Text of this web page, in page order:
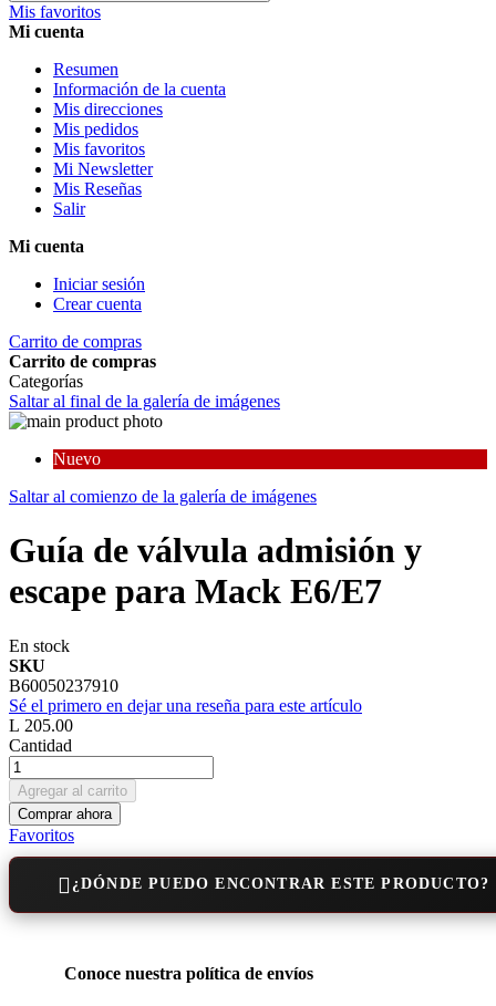
Mis favoritos
Mi cuenta
Resumen
Información de la cuenta
Mis direcciones
Mis pedidos
Mis favoritos
Mi Newsletter
Mis Reseñas
Salir
Mi cuenta
Iniciar sesión
Crear cuenta
Carrito de compras
Carrito de compras
Categorías
Saltar al final de la galería de imágenes
Nuevo
Saltar al comienzo de la galería de imágenes
Guía de válvula admisión y
escape para Mack E6/E7
En stock
SKU
B60050237910
Sé el primero en dejar una reseña para este artículo
L 205.00
Cantidad
Agregar al carrito
Comprar ahora
Favoritos
¿DÓNDE PUEDO ENCONTRAR ESTE PRODUCTO?
Conoce nuestra política de envíos